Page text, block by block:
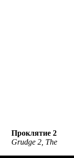
Проклятие 2
Grudge 2, The